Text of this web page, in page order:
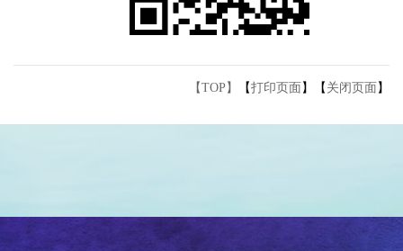
【TOP】 【打印页面 】【 关闭页面 】